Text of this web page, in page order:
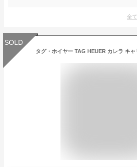
全
SOLD